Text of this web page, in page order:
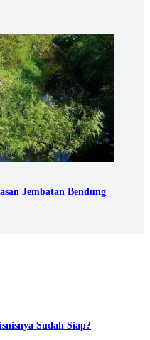
Jembatan Bendung
Sudah Siap?